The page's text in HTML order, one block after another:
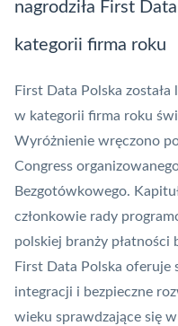
nagrodziła First
kategorii firma roku
First Data Polska
w kategorii firma roku
Wyróżnienie wręczono
Congress
Bezgotówkowego.
członkowie rady
polskiej branży płatności
First Data Polska oferuje
integracji i bezpieczne
wieku sprawdzające się